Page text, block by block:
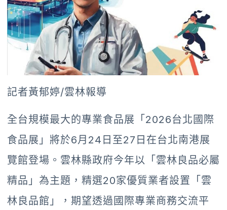
記者黃郁婷/雲林報導
全台規模最大的專業食品展「2026台北國際
食品展」將於6月24日至27日在台北南港展
覽館登場。雲林縣政府今年以「雲林良品必屬
精品」為主題，精選20家優質業者設置「雲
林良品館」，期望透過國際專業商務交流平